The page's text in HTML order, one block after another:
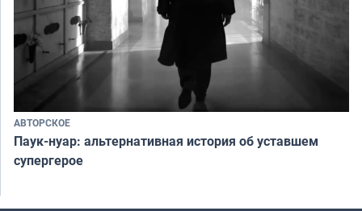
АВТОРСКОЕ
Паук-нуар: альтернативная история об уставшем
супергерое